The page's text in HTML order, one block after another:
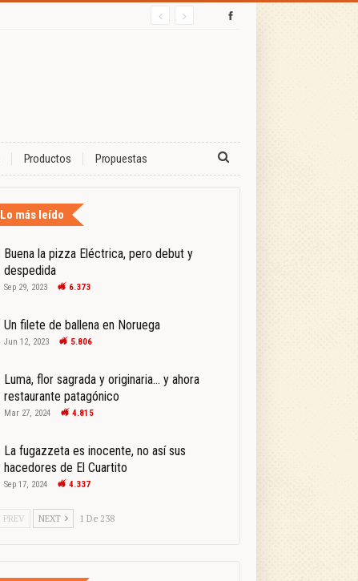
Productos Propuestas
Lo más leído
Buena la pizza Eléctrica, pero debut y
despedida
Sep 29, 2023 6.373
Un filete de ballena en Noruega
Jun 12, 2023 5.806
Luma, flor sagrada y originaria… y ahora
restaurante patagónico
Mar 27, 2024 4.815
La fugazzeta es inocente, no así sus
hacedores de El Cuartito
Sep 17, 2024 4.337
PREV NEXT 1 De 238